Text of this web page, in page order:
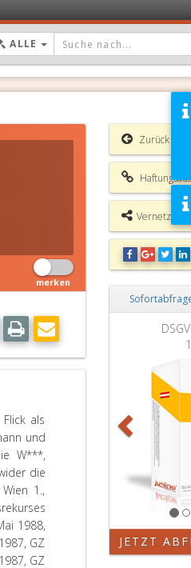
ALLE DROPDOWN: GEWÄHLTER
merken
als
und
W***,
die
1.,
1988,
GZ
GZ
Zurück
Vorlagen
€
Zurück